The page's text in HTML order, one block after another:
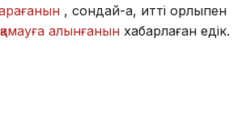
, сондай-ақ, итті қорлықпен
қамауға алынғанын хабарлаған едік.